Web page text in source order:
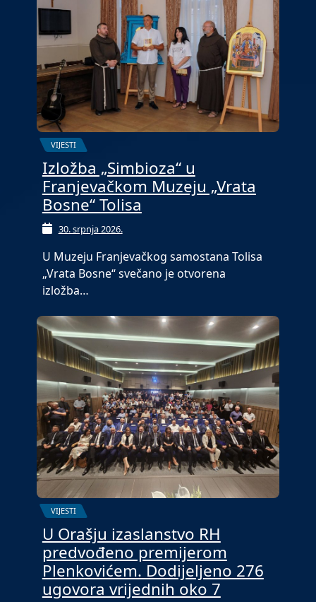
VIJESTI
Izložba „Simbioza“ u
Franjevačkom Muzeju „Vrata
Bosne“ Tolisa
30. srpnja 2026.
U Muzeju Franjevačkog samostana Tolisa
„Vrata Bosne“ svečano je otvorena
izložba…
VIJESTI
U Orašju izaslanstvo RH
predvođeno premijerom
Plenkovićem. Dodijeljeno 276
ugovora vrijednih oko 7